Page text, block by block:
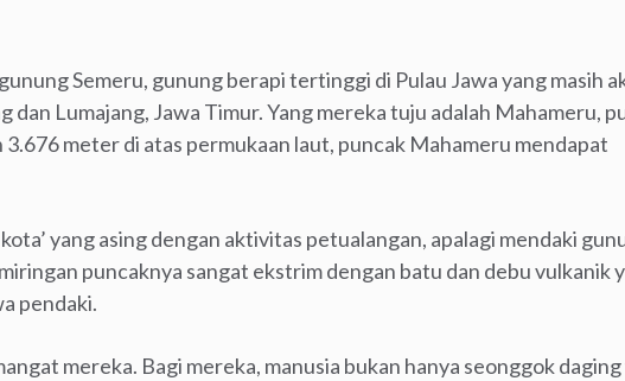
Semeru, gunung berapi tertinggi di Pulau Jawa yang masih
Lumajang, Jawa Timur. Yang mereka tuju adalah Mahameru,
meter di atas permukaan laut, puncak Mahameru mendapat
yang asing dengan aktivitas petualangan, apalagi mendaki
puncaknya sangat ekstrim dengan batu dan debu vulkanik
pendaki.
mereka. Bagi mereka, manusia bukan hanya seonggok